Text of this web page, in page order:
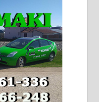
путу, на
7 ари.
25
нова,
160
у Зеленом
Могућа